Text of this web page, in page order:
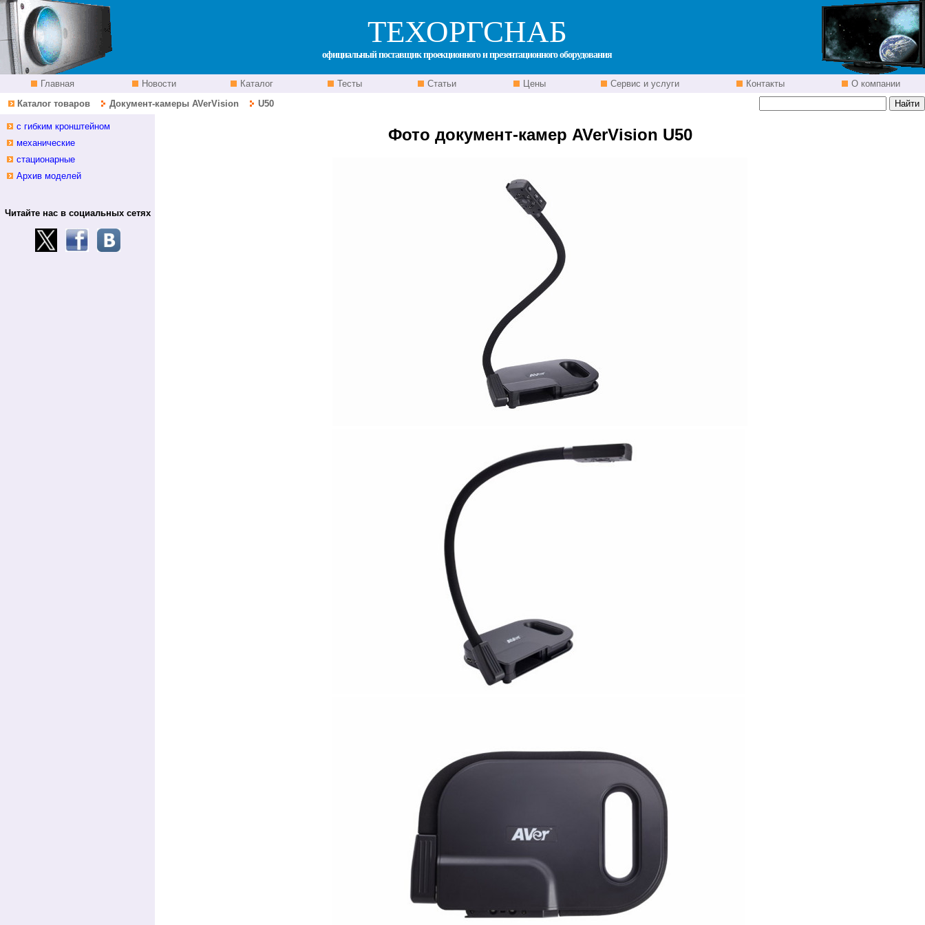
ТЕХОРГСНАБ
официальный поставщик проекционного и презентационного оборудования
Главная Новости Каталог Тесты Статьи Цены Сервис и услуги Контакты
О компании
Каталог товаров
Документ-камеры AVerVision U50
Фото документ-камер AVerVision U50
с гибким кронштейном
механические
стационарные
Архив моделей
Читайте нас в социальных сетях